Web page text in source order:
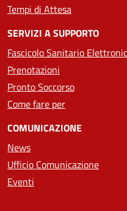
Tempi di Attesa
SERVIZI A SUPPORTO
Fascicolo Sanitario
Prenotazioni
Pronto Soccorso
Come fare per
COMUNICAZIONE
News
Ufficio Comunicazione
Eventi